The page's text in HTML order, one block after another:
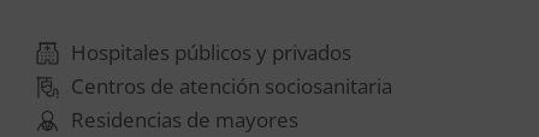
Hospitales públicos y privados
Centros de atención sociosanitaria
Residencias de mayores